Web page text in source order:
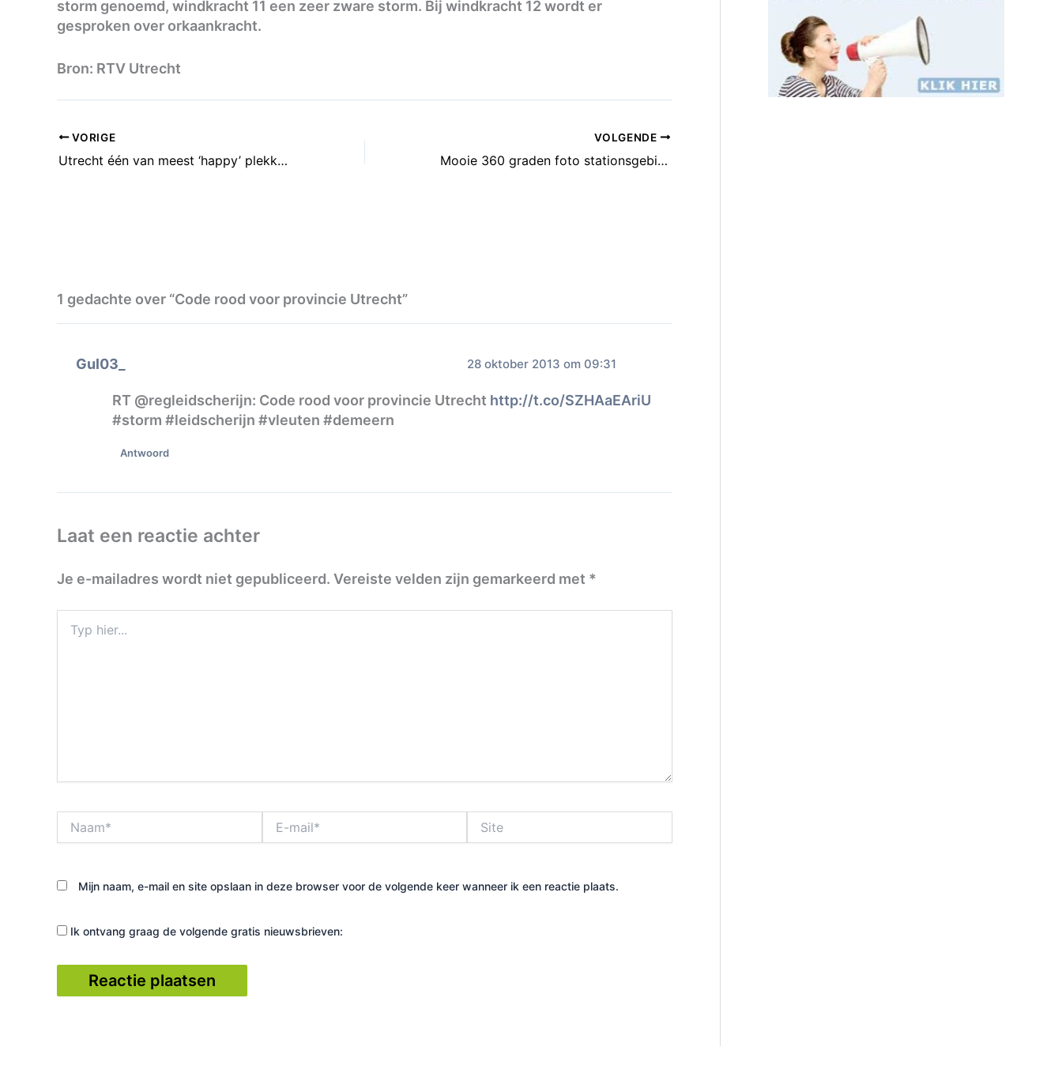
storm genoemd, windkracht 11 een zeer zware storm. Bij windkracht 12 wordt er
gesproken over orkaankracht.
Bron: RTV Utrecht
VORIGE
Utrecht één van meest ‘happy’ plekken ter wereld
VOLGENDE
Mooie 360 graden foto stationsgebied Utrecht
1 gedachte over “Code rood voor provincie Utrecht”
Gul03_ 28 oktober 2013 om 09:31
RT @regleidscherijn: Code rood voor provincie Utrecht http://t.co/SZHAaEAriU
#storm #leidscherijn #vleuten #demeern
Antwoord
Laat een reactie achter
Je e-mailadres wordt niet gepubliceerd. Vereiste velden zijn gemarkeerd met *
hier...
mail*
Mijn naam, e-mail en site opslaan in deze browser voor de volgende keer wanneer ik een reactie plaats.
Ik ontvang graag de volgende gratis nieuwsbrieven: